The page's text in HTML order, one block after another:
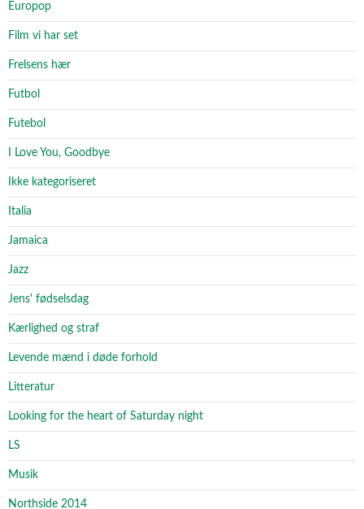
Europop
Film vi har set
Frelsens hær
Futbol
Futebol
I Love You, Goodbye
Ikke kategoriseret
Italia
Jamaica
Jazz
Jens' fødselsdag
Kærlighed og straf
Levende mænd i døde forhold
Litteratur
Looking for the heart of Saturday night
LS
Musik
Northside 2014